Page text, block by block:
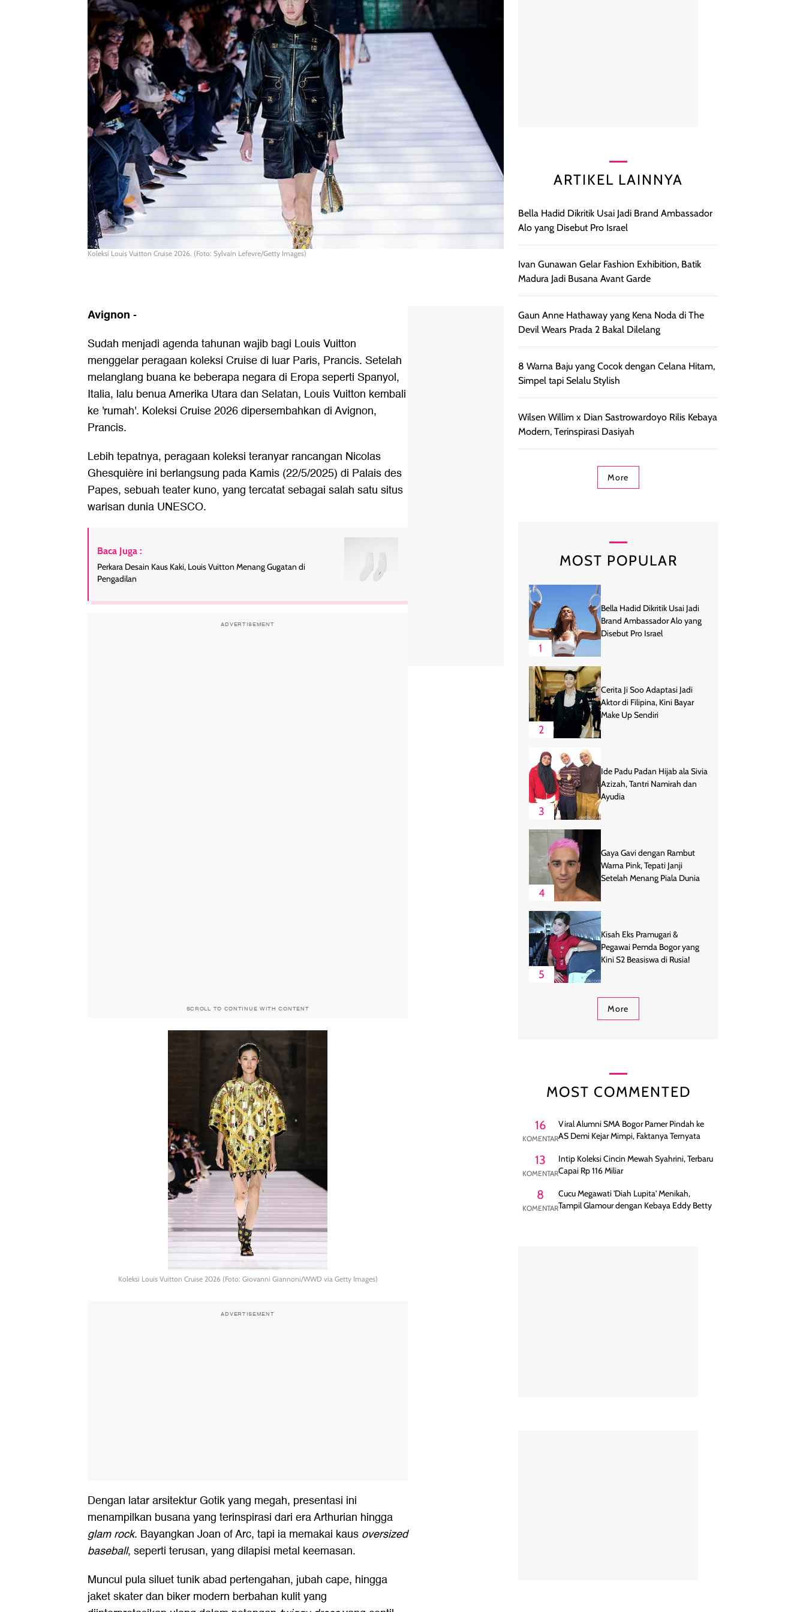
Koleksi Louis Vuitton Cruise 2026. (Foto: Sylvain Lefevre/Getty Images)
Avignon -
Sudah menjadi agenda tahunan wajib bagi Louis Vuitton
menggelar peragaan koleksi Cruise di luar Paris, Prancis. Setelah
melanglang buana ke beberapa negara di Eropa seperti Spanyol,
Italia, lalu benua Amerika Utara dan Selatan, Louis Vuitton kembali
ke 'rumah'. Koleksi Cruise 2026 dipersembahkan di Avignon,
Prancis.
Lebih tepatnya, peragaan koleksi teranyar rancangan Nicolas
Ghesquière ini berlangsung pada Kamis (22/5/2025) di Palais des
Papes, sebuah teater kuno, yang tercatat sebagai salah satu situs
warisan dunia UNESCO.
Baca Juga :
Perkara Desain Kaus Kaki, Louis Vuitton Menang Gugatan di
Pengadilan
ADVERTISEMENT
SCROLL TO CONTINUE WITH CONTENT
Koleksi Louis Vuitton Cruise 2026 (Foto: Giovanni Giannoni/WWD via Getty Images)
ADVERTISEMENT
Dengan latar arsitektur Gotik yang megah, presentasi ini
menampilkan busana yang terinspirasi dari era Arthurian hingga
glam rock. Bayangkan Joan of Arc, tapi ia memakai kaus oversized
baseball, seperti terusan, yang dilapisi metal keemasan.
Muncul pula siluet tunik abad pertengahan, jubah cape, hingga
jaket skater dan biker modern berbahan kulit yang
ARTIKEL LAINNYA
Bella Hadid Dikritik Usai Jadi Brand Ambassador
Alo yang Disebut Pro Israel
Ivan Gunawan Gelar Fashion Exhibition, Batik
Madura Jadi Busana Avant Garde
Gaun Anne Hathaway yang Kena Noda di The
Devil Wears Prada 2 Bakal Dilelang
8 Warna Baju yang Cocok dengan Celana Hitam,
Simpel tapi Selalu Stylish
Wilsen Willim x Dian Sastrowardoyo Rilis Kebaya
Modern, Terinspirasi Dasiyah
More
MOST POPULAR
1
Bella Hadid Dikritik Usai Jadi
Brand Ambassador Alo yang
Disebut Pro Israel
2
Cerita Ji Soo Adaptasi Jadi
Aktor di Filipina, Kini Bayar
Make Up Sendiri
3
Ide Padu Padan Hijab ala Sivia
Azizah, Tantri Namirah dan
Ayudia
4
Gaya Gavi dengan Rambut
Warna Pink, Tepati Janji
Setelah Menang Piala Dunia
5
Kisah Eks Pramugari &
Pegawai Pemda Bogor yang
Kini S2 Beasiswa di Rusia!
More
MOST COMMENTED
16
KOMENTAR
Viral Alumni SMA Bogor Pamer Pindah ke
AS Demi Kejar Mimpi, Faktanya Ternyata
13
KOMENTAR
Intip Koleksi Cincin Mewah Syahrini, Terbaru
Capai Rp 116 Miliar
8
KOMENTAR
Cucu Megawati 'Diah Lupita' Menikah,
Tampil Glamour dengan Kebaya Eddy Betty